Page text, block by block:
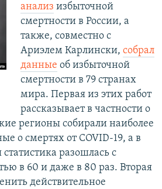
анализ избыточной
смертности в России, а
также, совместно с
Ариэлем Карлински, собрал
данные об избыточной
смертности в 79 странах
мира. Первая из этих работ
рассказывает в частности о
регионы собирали наиболее
о смертях от COVID-19, а в
разошлась с
в 60 и даже в 80 раз. Вторая
действительное